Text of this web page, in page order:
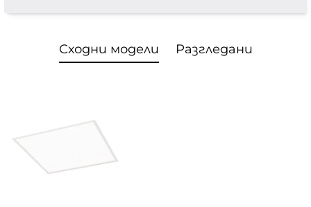
Сходни модели Разгледани